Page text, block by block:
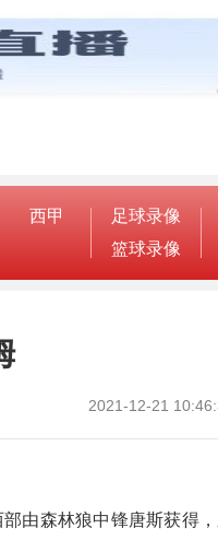
西甲
足球录像
篮球录像
2021-12-21
由森林狼中锋唐斯获得